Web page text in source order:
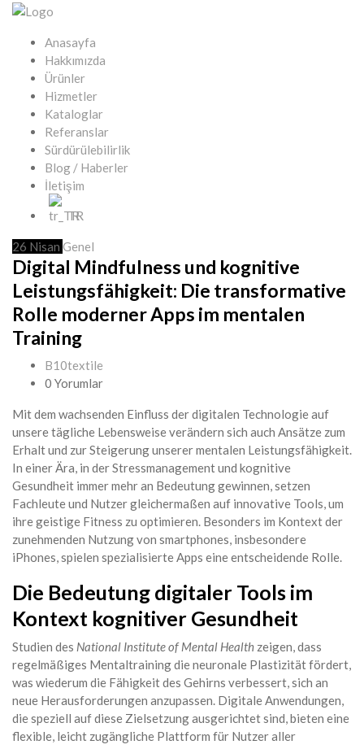
Anasayfa
Hakkımızda
Ürünler
Hizmetler
Kataloglar
Referanslar
Sürdürülebilirlik
Blog / Haberler
İletişim
TR
26 Nisan Genel
Digital Mindfulness und kognitive
Leistungsfähigkeit: Die transformative
Rolle moderner Apps im mentalen
Training
B10textile
0 Yorumlar
Mit dem wachsenden Einfluss der digitalen Technologie auf
unsere tägliche Lebensweise verändern sich auch Ansätze zum
Erhalt und zur Steigerung unserer mentalen Leistungsfähigkeit.
In einer Ära, in der Stressmanagement und kognitive
Gesundheit immer mehr an Bedeutung gewinnen, setzen
Fachleute und Nutzer gleichermaßen auf innovative Tools, um
ihre geistige Fitness zu optimieren. Besonders im Kontext der
zunehmenden Nutzung von smartphones, insbesondere
iPhones, spielen spezialisierte Apps eine entscheidende Rolle.
Die Bedeutung digitaler Tools im
Kontext kognitiver Gesundheit
Studien des National Institute of Mental Health zeigen, dass
regelmäßiges Mentaltraining die neuronale Plastizität fördert,
was wiederum die Fähigkeit des Gehirns verbessert, sich an
neue Herausforderungen anzupassen. Digitale Anwendungen,
die speziell auf diese Zielsetzung ausgerichtet sind, bieten eine
flexible, leicht zugängliche Plattform für Nutzer aller